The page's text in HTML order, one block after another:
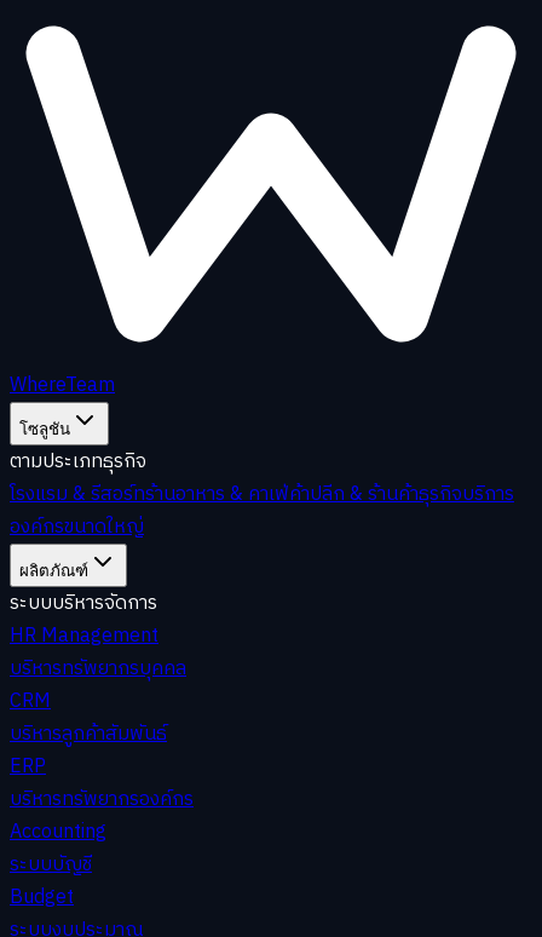
WhereTeam
โซลูชัน
ตามประเภทธุรกิจ
โรงแรม & รีสอร์ทร้านอาหาร & คาเฟ่ค้าปลีก & ร้านค้าธุรกิจบริการ
องค์กรขนาดใหญ่
ผลิตภัณฑ์
ระบบบริหารจัดการ
HR Management
บริหารทรัพยากรบุคคล
CRM
บริหารลูกค้าสัมพันธ์
ERP
บริหารทรัพยากรองค์กร
Accounting
ระบบบัญชี
Budget
ระบบงบประมาณ